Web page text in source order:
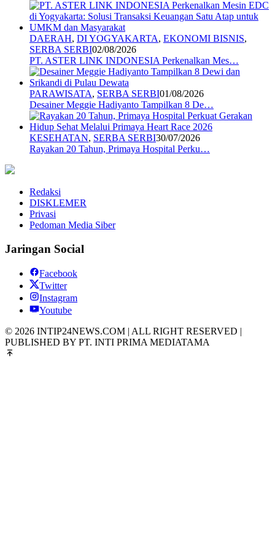
DAERAH, DI YOGYAKARTA, EKONOMI BISNIS,
SERBA SERBI02/08/2026
PT. ASTER LINK INDONESIA Perkenalkan Mes…
PARAWISATA, SERBA SERBI01/08/2026
Desainer Meggie Hadiyanto Tampilkan 8 De…
KESEHATAN, SERBA SERBI30/07/2026
Rayakan 20 Tahun, Primaya Hospital Perku…
Redaksi
DISKLEMER
Privasi
Pedoman Media Siber
Jaringan Social
Facebook
Twitter
Instagram
Youtube
© 2026 INTIP24NEWS.COM | ALL RIGHT RESERVED |
PUBLISHED BY PT. INTI PRIMA MEDIATAMA